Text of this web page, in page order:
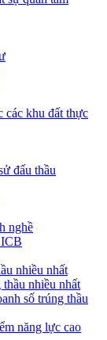
các khu đất thực
đấu thầu
nghề
ICB
nhiều nhất
nhiều nhất
số trúng thầu
năng lực cao